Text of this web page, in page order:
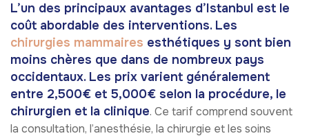
L’un des principaux avantages d’Istanbul est le
coût abordable des interventions. Les
chirurgies mammaires esthétiques y sont bien
moins chères que dans de nombreux pays
occidentaux. Les prix varient généralement
entre 2,500€ et 5,000€ selon la procédure, le
chirurgien et la clinique. Ce tarif comprend souvent
la consultation, l’anesthésie, la chirurgie et les soins